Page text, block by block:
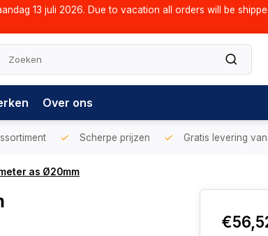
13 juli 2026. Due to vacation all orders will be
Over ons
Scherpe prijzen Gratis levering
as Ø20mm